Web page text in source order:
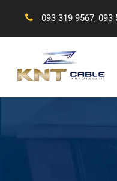
093 319 9567, 093